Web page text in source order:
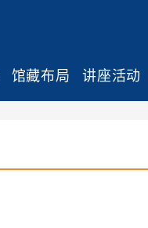
馆藏布局 讲座活动